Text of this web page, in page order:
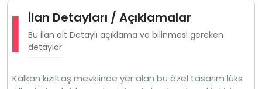
İlan Detayları / Açıklamalar
Bu ilan ait Detaylı açıklama ve bilinmesi gereken
detaylar
Kalkan kızıltaş mevkiinde yer alan bu özel tasarım lüks